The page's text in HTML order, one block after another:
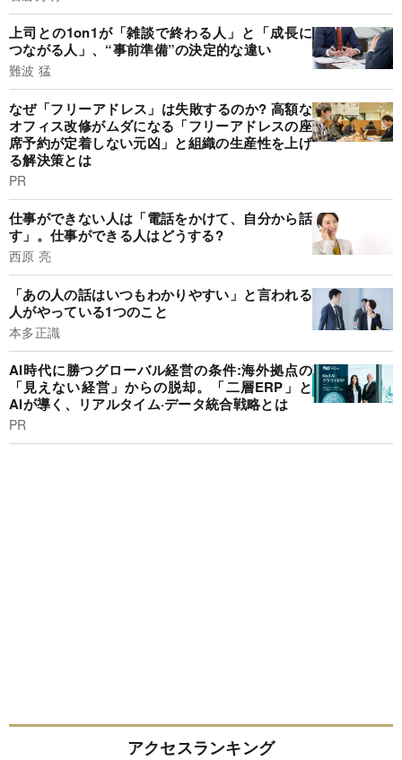
上司との1on1が「雑談で終わる人」と「成長に
つながる人」、“事前準備”の決定的な違い
難波 猛
なぜ「フリーアドレス」は失敗するのか? 高額な
オフィス改修がムダになる「フリーアドレスの座
席予約が定着しない元凶」と組織の生産性を上げ
る解決策とは
PR
仕事ができない人は「電話をかけて、自分から話
す」。仕事ができる人はどうする?
西原 亮
「あの人の話はいつもわかりやすい」と言われる
人がやっている1つのこと
本多正識
AI時代に勝つグローバル経営の条件:海外拠点の
「見えない経営」からの脱却。「二層ERP」と
AIが導く、リアルタイム·データ統合戦略とは
PR
アクセスランキング